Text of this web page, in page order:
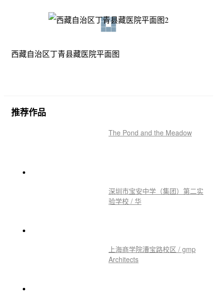
西藏自治区丁青县藏医院平面图
推荐作品
The Pond and the Meadow
深圳市宝安中学（集团）第二实
验学校 / 华
上海商学院漕宝路校区 / gmp
Architects